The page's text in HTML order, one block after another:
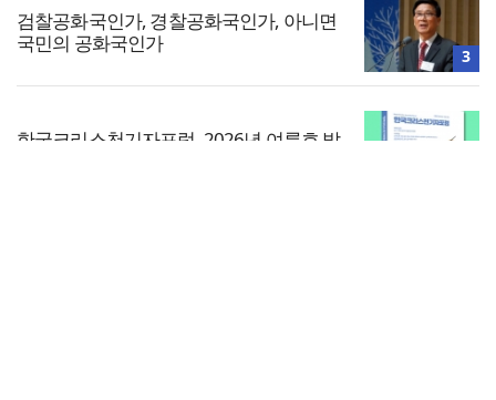
검찰공화국인가, 경찰공화국인가, 아니면
국민의 공화국인가
3
한국크리스천기자포럼, 2026년 여름호 발